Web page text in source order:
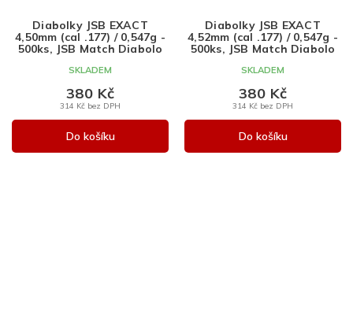
Diabolky JSB EXACT
4,50mm (cal .177) / 0,547g -
500ks, JSB Match Diabolo
SKLADEM
314 Kč bez DPH
380 Kč
Do košíku
Diabolky JSB EXACT
4,52mm (cal .177) / 0,547g -
500ks, JSB Match Diabolo
SKLADEM
314 Kč bez DPH
380 Kč
Do košíku